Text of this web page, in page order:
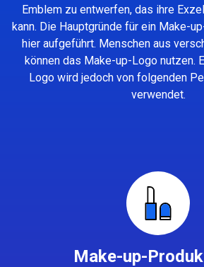
Emblem zu entwerfen, das ihre
kann. Die Hauptgründe für ein Make-
hier aufgeführt. Menschen aus
können das Make-up-Logo nutzen.
Logo wird jedoch von folgenden
verwendet.
Make-up-